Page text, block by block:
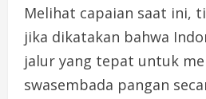
Melihat capaian saat ini,
jika dikatakan bahwa
jalur yang tepat untuk
swasembada pangan